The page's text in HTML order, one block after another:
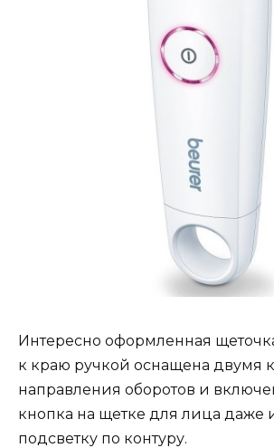
Интересно оформленная
к краю ручкой оснащена двумя
направления оборотов и
кнопка на щетке для лица даже
подсветку по контуру.